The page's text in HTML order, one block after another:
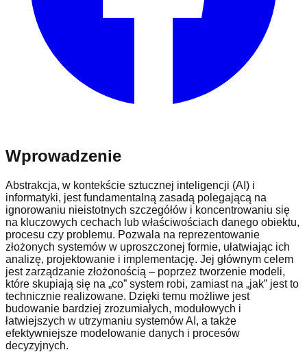
Wprowadzenie
Abstrakcja, w kontekście sztucznej inteligencji (AI) i
informatyki, jest fundamentalną zasadą polegającą na
ignorowaniu nieistotnych szczegółów i koncentrowaniu się
na kluczowych cechach lub właściwościach danego obiektu,
procesu czy problemu. Pozwala na reprezentowanie
złożonych systemów w uproszczonej formie, ułatwiając ich
analizę, projektowanie i implementację. Jej głównym celem
jest zarządzanie złożonością – poprzez tworzenie modeli,
które skupiają się na „co” system robi, zamiast na „jak” jest to
technicznie realizowane. Dzięki temu możliwe jest
budowanie bardziej zrozumiałych, modułowych i
łatwiejszych w utrzymaniu systemów AI, a także
efektywniejsze modelowanie danych i procesów
decyzyjnych.